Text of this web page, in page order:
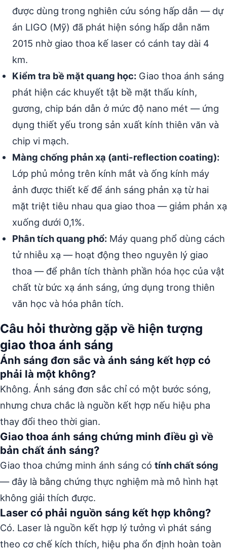
được dùng trong nghiên cứu sóng hấp dẫn — dự
án LIGO (Mỹ) đã phát hiện sóng hấp dẫn năm
2015 nhờ giao thoa kế laser có cánh tay dài 4
km.
Kiểm tra bề mặt quang học: Giao thoa ánh sáng
phát hiện các khuyết tật bề mặt thấu kính,
gương, chip bán dẫn ở mức độ nano mét — ứng
dụng thiết yếu trong sản xuất kính thiên văn và
chip vi mạch.
Màng chống phản xạ (anti-reflection coating):
Lớp phủ mỏng trên kính mắt và ống kính máy
ảnh được thiết kế để ánh sáng phản xạ từ hai
mặt triệt tiêu nhau qua giao thoa — giảm phản xạ
xuống dưới 0,1%.
Phân tích quang phổ: Máy quang phổ dùng cách
tử nhiễu xạ — hoạt động theo nguyên lý giao
thoa — để phân tích thành phần hóa học của vật
chất từ bức xạ ánh sáng, ứng dụng trong thiên
văn học và hóa phân tích.
Câu hỏi thường gặp về hiện tượng
giao thoa ánh sáng
Ánh sáng đơn sắc và ánh sáng kết hợp có
phải là một không?
Không. Ánh sáng đơn sắc chỉ có một bước sóng,
nhưng chưa chắc là nguồn kết hợp nếu hiệu pha
thay đổi theo thời gian.
Giao thoa ánh sáng chứng minh điều gì về
bản chất ánh sáng?
Giao thoa chứng minh ánh sáng có tính chất sóng
— đây là bằng chứng thực nghiệm mà mô hình hạt
không giải thích được.
Laser có phải nguồn sáng kết hợp không?
Có. Laser là nguồn kết hợp lý tưởng vì phát sáng
theo cơ chế kích thích, hiệu pha ổn định hoàn toàn